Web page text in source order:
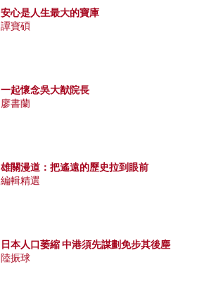
安心是人生最大的寶庫
譚寶碩
一起懷念吳大猷院長
廖書蘭
雄關漫道：把遙遠的歷史拉到眼前
編輯精選
日本人口萎縮 中港須先謀劃免步其後塵
陸振球